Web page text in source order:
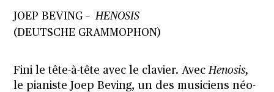
JOEP BEVING – HENOSIS
(DEUTSCHE GRAMMOPHON)
Fini le tête-à-tête avec le clavier. Avec Henosis,
le pianiste Joep Beving, un des musiciens néo-